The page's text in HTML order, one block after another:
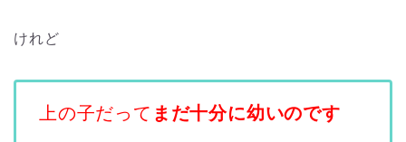
けれど
上の子だって まだ十分に幼いのです